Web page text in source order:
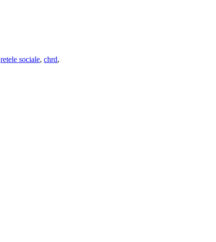
retele sociale, chrd,